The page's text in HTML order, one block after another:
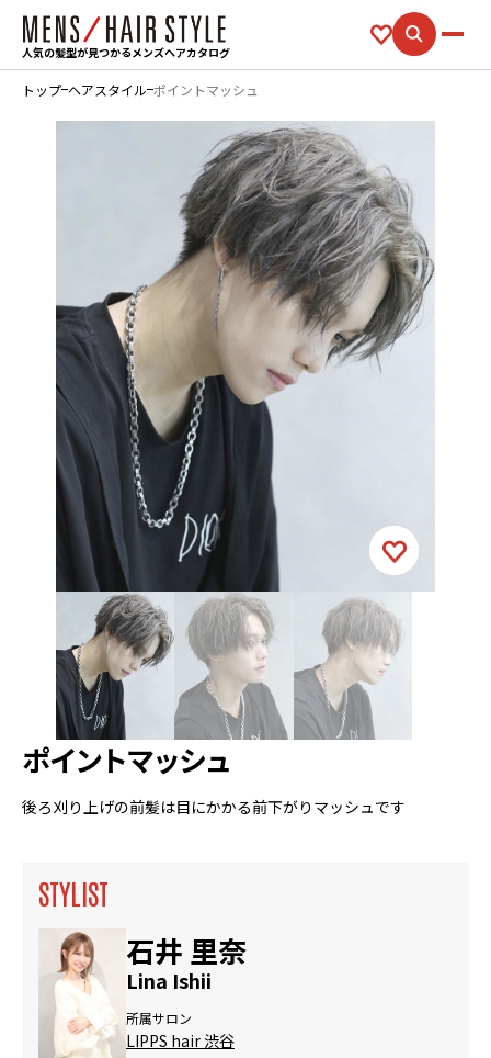
人気の髪型が見つかるメンズヘアカタログ
トップ ヘアスタイル ポイントマッシュ
ポイントマッシュ
後ろ刈り上げの前髪は目にかかる前下がりマッシュです
STYLIST
石井 里奈
Lina Ishii
所属サロン
LIPPS hair 渋谷